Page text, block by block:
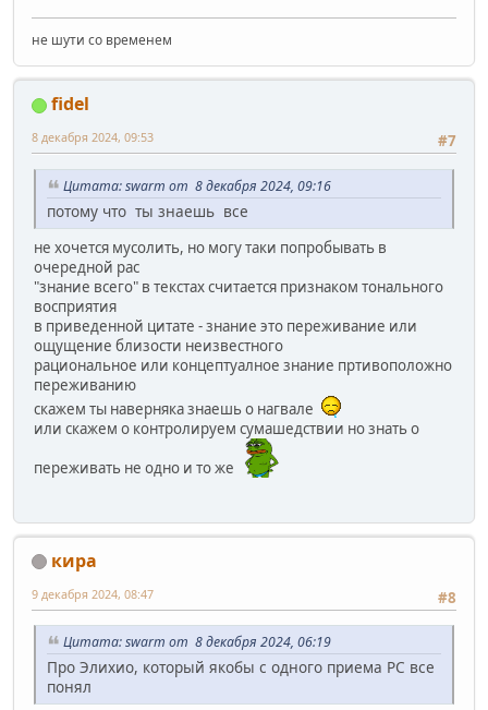
не шути со временем
fidel
#7
8 декабря 2024, 09:53
Цитата: swarm от 8 декабря 2024, 09:16
потому что ты знаешь все
не хочется мусолить, но могу таки попробывать в
очередной рас
"знание всего" в текстах считается признаком тонального
восприятия
в приведенной цитате - знание это переживание или
ощущение близости неизвестного
рациональное или концептуалное знание пртивоположно
переживанию
скажем ты наверняка знаешь о нагвале
или скажем о контролируем сумашедствии но знать о
переживать не одно и то же
кира
#8
9 декабря 2024, 08:47
Цитата: swarm от 8 декабря 2024, 06:19
Про Элихио, который якобы с одного приема РС все
понял